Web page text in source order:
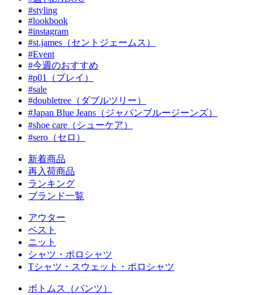
#styling
#lookbook
#instagram
#st.james（セントジェームス）
#Event
#今週のおすすめ
#p01（プレイ）
#sale
#doubletree（ダブルツリー）
#Japan Blue Jeans（ジャパンブルージーンズ）
#shoe care（シューケア）
#sero（セロ）
新着商品
再入荷商品
ランキング
ブランド一覧
アウター
ベスト
ニット
シャツ・ポロシャツ
Tシャツ・スウェット・ポロシャツ
ボトムス（パンツ）